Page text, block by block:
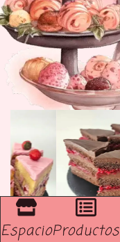
EspacioProductos